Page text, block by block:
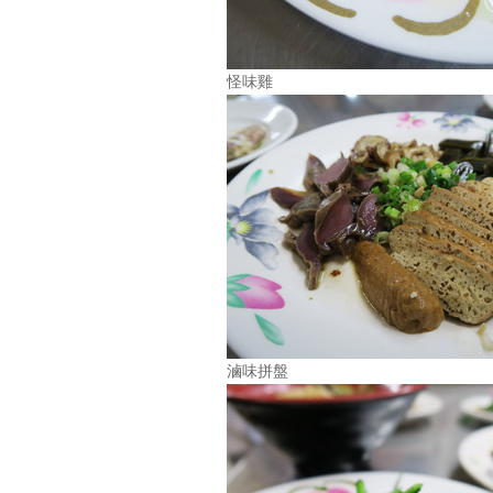
怪味雞
滷味拼盤